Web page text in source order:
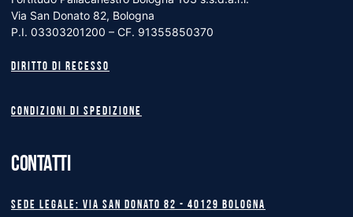
Via San Donato 82, Bologna
P.I. 03303201200 – CF. 91355850370
Diritto di recesso
Condizioni di spedizione
CONTATTI
Sede legale: Via San Donato 82 - 40129 BOLOGNA